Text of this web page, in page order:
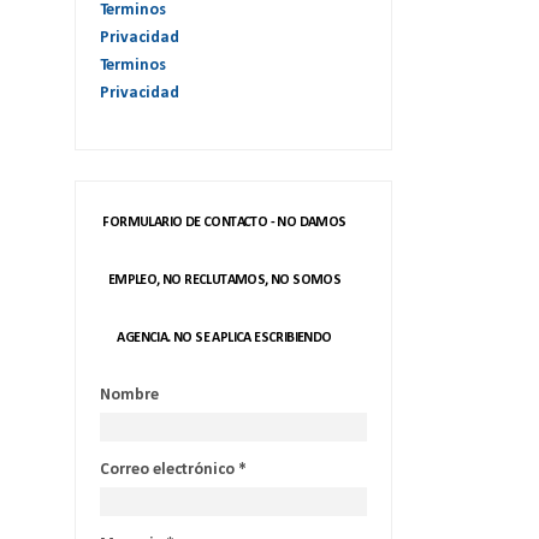
Terminos
Privacidad
Terminos
Privacidad
FORMULARIO DE CONTACTO - NO DAMOS
EMPLEO, NO RECLUTAMOS, NO SOMOS
AGENCIA. NO SE APLICA ESCRIBIENDO
Nombre
Correo electrónico *